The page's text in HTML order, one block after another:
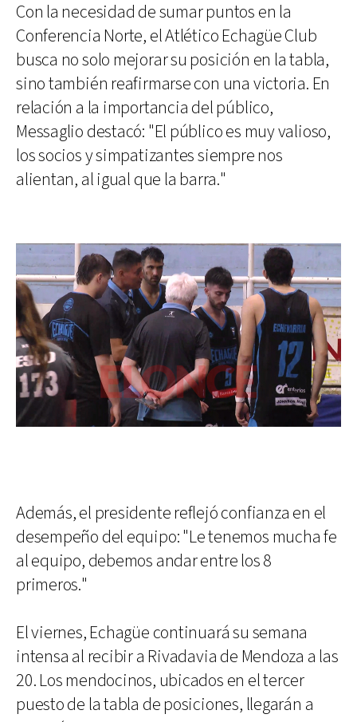
Con la necesidad de sumar puntos en la
Conferencia Norte, el Atlético Echagüe Club
busca no solo mejorar su posición en la tabla,
sino también reafirmarse con una victoria. En
relación a la importancia del público,
Messaglio destacó: "El público es muy valioso,
los socios y simpatizantes siempre nos
alientan, al igual que la barra."
Además, el presidente reflejó confianza en el
desempeño del equipo: "Le tenemos mucha fe
al equipo, debemos andar entre los 8
primeros."
El viernes, Echagüe continuará su semana
intensa al recibir a Rivadavia de Mendoza a las
20. Los mendocinos, ubicados en el tercer
puesto de la tabla de posiciones, llegarán a